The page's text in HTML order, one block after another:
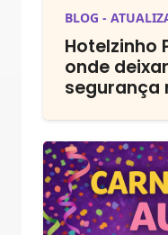
BLOG -
Hotelzinho
onde
segurança